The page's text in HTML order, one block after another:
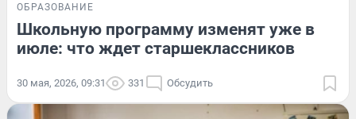
ОБРАЗОВАНИЕ
Школьную программу изменят уже в
июле: что ждет старшеклассников
30 мая, 2026, 09:31 331 Обсудить